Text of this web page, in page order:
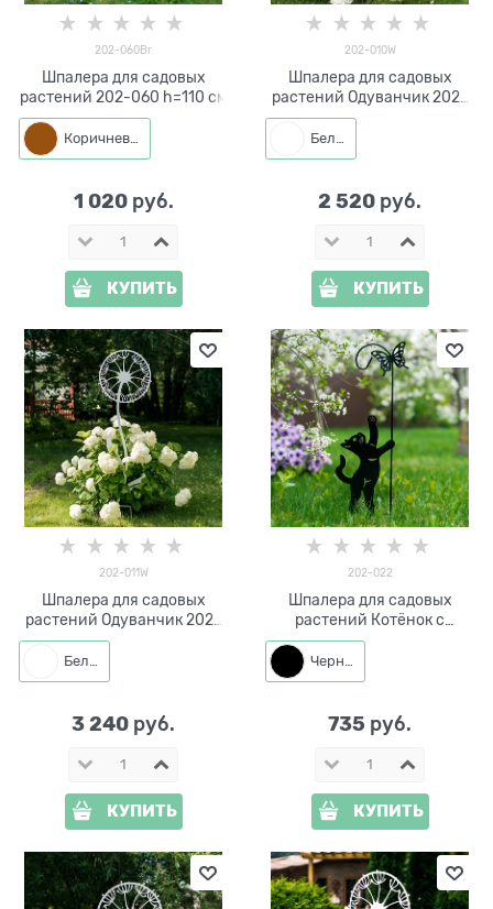
202-060Br
Шпалера для садовых
растений 202-060 h=110 см
Коричневый
1 020 руб.
КУПИТЬ
202-010W
Шпалера для садовых
растений Одуванчик 202-
010W h=111 см
Белый
2 520 руб.
КУПИТЬ
202-011W
Шпалера для садовых
растений Одуванчик 202-
011W h=138 см
Белый
3 240 руб.
КУПИТЬ
202-022
Шпалера для садовых
растений Котёнок с
бабочкой 202-022 h=62 см
Черный
735 руб.
КУПИТЬ